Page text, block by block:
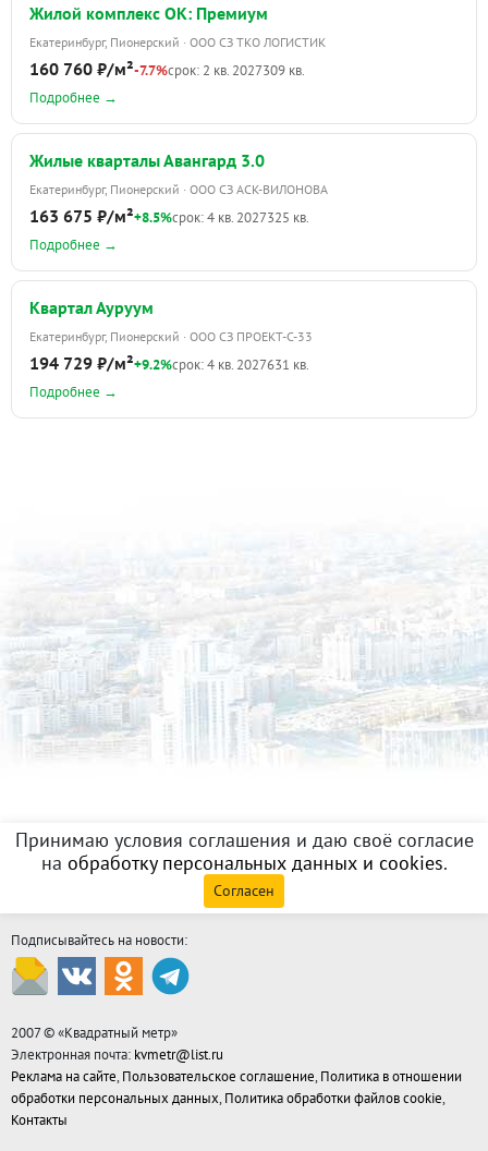
Жилой комплекс ОК: Премиум
Екатеринбург, Пионерский · ООО СЗ ТКО ЛОГИСТИК
160 760 ₽/м²-7.7%срок: 2 кв. 2027309 кв.
Подробнее →
Жилые кварталы Авангард 3.0
Екатеринбург, Пионерский · ООО СЗ АСК-ВИЛОНОВА
163 675 ₽/м²+8.5%срок: 4 кв. 2027325 кв.
Подробнее →
Квартал Ауруум
Екатеринбург, Пионерский · ООО СЗ ПРОЕКТ-С-33
194 729 ₽/м²+9.2%срок: 4 кв. 2027631 кв.
Подробнее →
Принимаю условия соглашения и даю своё согласие
на обработку персональных данных и cookies.
Согласен
Подписывайтесь на новости:
2007 © «Квадратный метр»
Электронная почта: kvmetr@list.ru
Реклама на сайте, Пользовательское соглашение, Политика в отношении
обработки персональных данных, Политика обработки файлов cookie,
Контакты